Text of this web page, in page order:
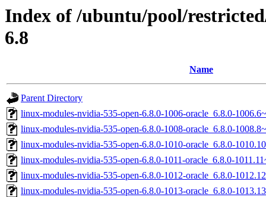
Index of /ubuntu/pool/
6.8
Name
Parent Directory
linux-modules-nvidia-535-open-6.8.0-1006-oracle_6.8.0-
linux-modules-nvidia-535-open-6.8.0-1008-oracle_6.8.0-
linux-modules-nvidia-535-open-6.8.0-1010-oracle_6.8.0-
linux-modules-nvidia-535-open-6.8.0-1011-oracle_6.8.0-
linux-modules-nvidia-535-open-6.8.0-1012-oracle_6.8.0-
linux-modules-nvidia-535-open-6.8.0-1013-oracle_6.8.0-